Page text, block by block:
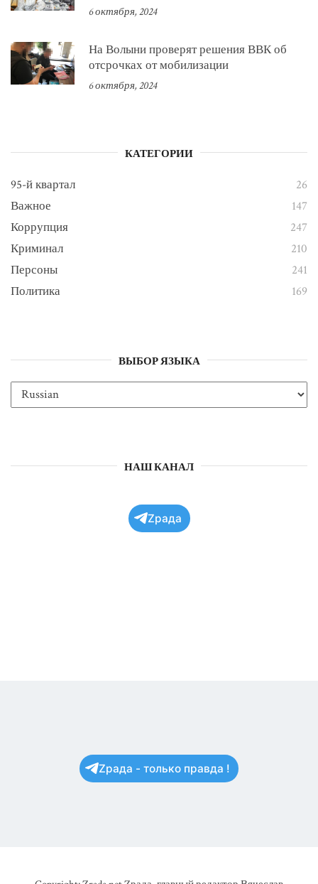
6 октября, 2024
На Волыни проверят решения ВВК об
отсрочках от мобилизации
6 октября, 2024
КАТЕГОРИИ
95-й квартал
26
Важное
147
Коррупция
247
Криминал
210
Персоны
241
Политика
169
ВЫБОР ЯЗЫКА
НАШ КАНАЛ
Zрада
Zрада - только правда !